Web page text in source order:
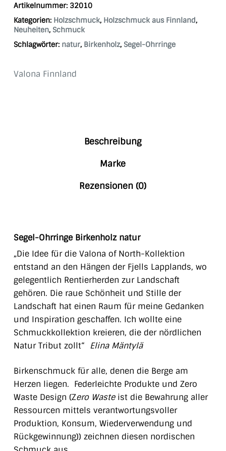
Artikelnummer: 32010
Kategorien: Holzschmuck, Holzschmuck aus Finnland,
Neuheiten, Schmuck
Schlagwörter: natur, Birkenholz, Segel-Ohrringe
Valona Finnland
Beschreibung
Marke
Rezensionen (0)
Segel-Ohrringe Birkenholz natur
„Die Idee für die Valona of North-Kollektion
entstand an den Hängen der Fjells Lapplands, wo
gelegentlich Rentierherden zur Landschaft
gehören. Die raue Schönheit und Stille der
Landschaft hat einen Raum für meine Gedanken
und Inspiration geschaffen. Ich wollte eine
Schmuckkollektion kreieren, die der nördlichen
Natur Tribut zollt“ Elina Mäntylä
Birkenschmuck für alle, denen die Berge am
Herzen liegen. Federleichte Produkte und Zero
Waste Design (Zero Wasteist die Bewahrung aller
Ressourcen mittels verantwortungsvoller
Produktion, Konsum, Wiederverwendung und
Rückgewinnung)) zeichnen diesen nordischen